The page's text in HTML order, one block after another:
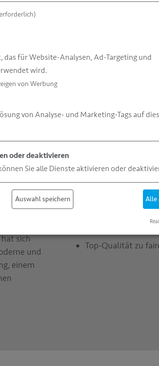
zum
Auf
und
die
mit
hat sich
und
einem
Unser
Europäischer
Umfangreiches
kurze Lieferzeiten
Top-Qualität zu
das für Website-Analysen, Ad-Targeting und
wird.
von Werbung
von Analyse- und Marketing-Tags auf
oder deaktivieren
Sie alle Dienste aktivieren oder
Auswahl speichern Alle